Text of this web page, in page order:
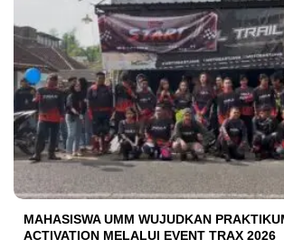
MAHASISWA UMM WUJUDKAN
ACTIVATION MELALUI EVENT TRAX 2026